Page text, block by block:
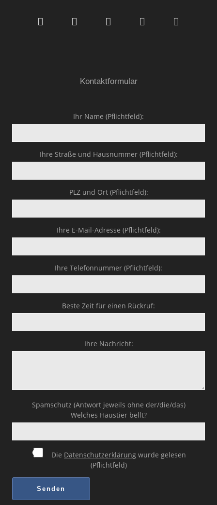
GmbH & Co.KG
Kontaktformular
Ihr Name (Pflichtfeld):
Ihre Straße und Hausnummer (Pflichtfeld):
PLZ und Ort (Pflichtfeld):
Ihre E-Mail-Adresse (Pflichtfeld):
Ihre Telefonnummer (Pflichtfeld):
Beste Zeit für einen Rückruf:
Ihre Nachricht:
Spamschutz (Antwort jeweils ohne der/die/das)
Welches Haustier bellt?
Die Datenschutzerklärung wurde gelesen
(Pflichtfeld)